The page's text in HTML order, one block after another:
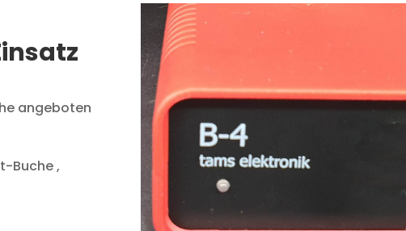
angeboten
Buche ,